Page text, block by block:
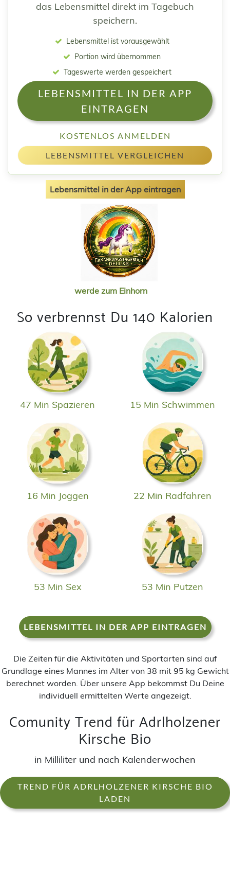
das Lebensmittel direkt im Tagebuch
speichern.
Lebensmittel ist vorausgewählt
Portion wird übernommen
Tageswerte werden gespeichert
LEBENSMITTEL IN DER APP
EINTRAGEN
KOSTENLOS ANMELDEN
LEBENSMITTEL VERGLEICHEN
Lebensmittel in der App eintragen
werde zum Einhorn
So verbrennst Du 140 Kalorien
47 Min Spazieren 15 Min Schwimmen
16 Min Joggen 22 Min Radfahren
53 Min Sex 53 Min Putzen
LEBENSMITTEL IN DER APP EINTRAGEN
Die Zeiten für die Aktivitäten und Sportarten sind auf
Grundlage eines Mannes im Alter von 38 mit 95 kg Gewicht
berechnet worden. Über unsere App bekommst Du Deine
individuell ermittelten Werte angezeigt.
Comunity Trend für Adrlholzener
Kirsche Bio
in Milliliter und nach Kalenderwochen
TREND FÜR ADRLHOLZENER KIRSCHE BIO
LADEN